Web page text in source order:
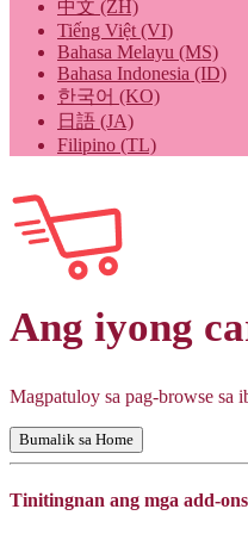
中文 (ZH)
Tiếng Việt (VI)
Bahasa Melayu (MS)
Bahasa Indonesia (ID)
한국어 (KO)
日語 (JA)
Filipino (TL)
Ang iyong
Magpatuloy sa pag-browse sa
Bumalik sa Home
Tinitingnan ang mga add-